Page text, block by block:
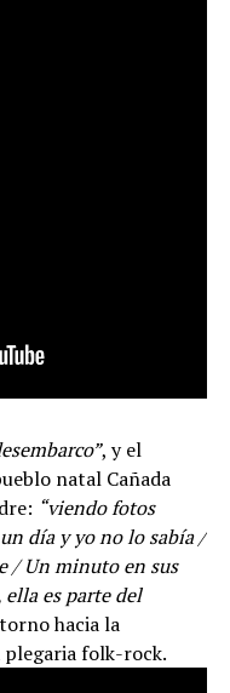
, y el
natal Cañada
“viendo fotos
día y yo no lo sabía /
/ Un minuto en sus
es parte del
hacia la
plegaria folk-rock.